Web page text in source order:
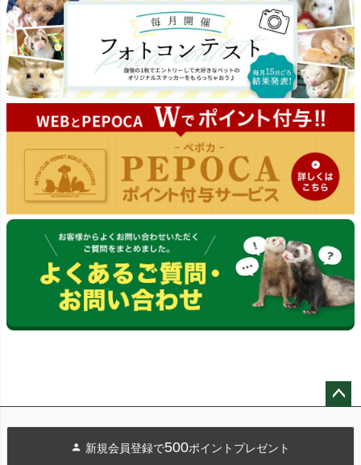
新規会員登録で500ポイントプレゼント